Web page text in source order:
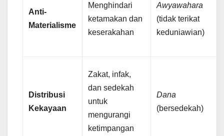
Anti-
Materialisme
Menghindari
ketamakan dan
keserakahan
Awyawahara
(tidak terikat
keduniawian)
Distribusi
Kekayaan
Zakat, infak,
dan sedekah
untuk
mengurangi
ketimpangan
Dana
(bersedekah)